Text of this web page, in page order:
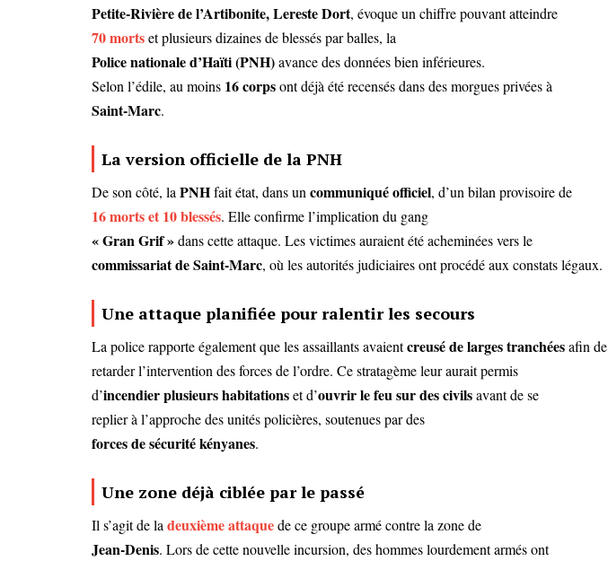
Petite-Rivière de l’Artibonite, Lereste Dort, évoque un chiffre pouvant atteindre
70 mortset plusieurs dizaines de blessés par balles, la
Police nationale d’Haïti (PNH)avance des données bien inférieures.
Selon l’édile, au moins 16 corpsont déjà été recensés dans des morgues privées à
Saint-Marc.
La version officielle de la PNH
De son côté, laPNHfait état, dans uncommuniqué officiel, d’un bilan provisoire de
16 morts et 10 blessés. Elle confirme l’implication du gang
« Gran Grif »dans cette attaque. Les victimes auraient été acheminées vers le
commissariat de Saint-Marc, où les autorités judiciaires ont procédé aux constats légaux.
Une attaque planifiée pour ralentir les secours
La police rapporte également que les assaillants avaientcreusé de larges tranchéesafin de
retarder l’intervention des forces de l’ordre. Ce stratagème leur aurait permis
d’incendier plusieurs habitationset d’ouvrir le feu sur des civilsavant de se
replier à l’approche des unités policières, soutenues par des
forces de sécurité kényanes.
Une zone déjà ciblée par le passé
Il s’agit de ladeuxième attaquede ce groupe armé contre la zone de
Jean-Denis. Lors de cette nouvelle incursion, des hommes lourdement armés ont